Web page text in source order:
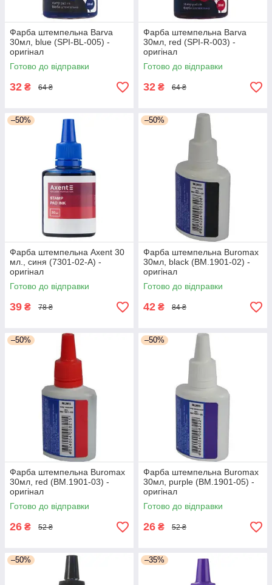
Фарба штемпельна Barva
30мл, blue (SPI-BL-005) -
оригінал
Готово до відправки
32 ₴ 64 ₴
Фарба штемпельна Barva
30мл, red (SPI-R-003) -
оригінал
Готово до відправки
32 ₴ 64 ₴
–50%
Фарба штемпельна Axent 30
мл., синя (7301-02-A) -
оригінал
Готово до відправки
39 ₴ 78 ₴
–50%
Фарба штемпельна Buromax
30мл, black (BM.1901-02) -
оригінал
Готово до відправки
42 ₴ 84 ₴
–50%
Фарба штемпельна Buromax
30мл, red (BM.1901-03) -
оригінал
Готово до відправки
26 ₴ 52 ₴
–50%
Фарба штемпельна Buromax
30мл, purple (BM.1901-05) -
оригінал
Готово до відправки
26 ₴ 52 ₴
–50% –35%